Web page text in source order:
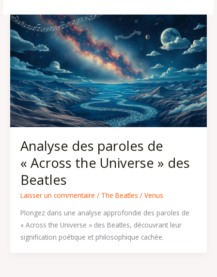
Analyse des paroles de
« Across the Universe » des
Beatles
Laisser un commentaire / The Beatles / Venus
Plongez dans une analyse approfondie des paroles de
« Across the Universe » des Beatles, découvrant leur
signification poétique et philosophique cachée.